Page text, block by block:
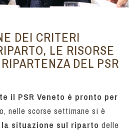
DEI CRITERI
LE RISORSE
DEL PSR
il PSR Veneto è pronto per
nelle scorse settimane si è
situazione sul riparto delle